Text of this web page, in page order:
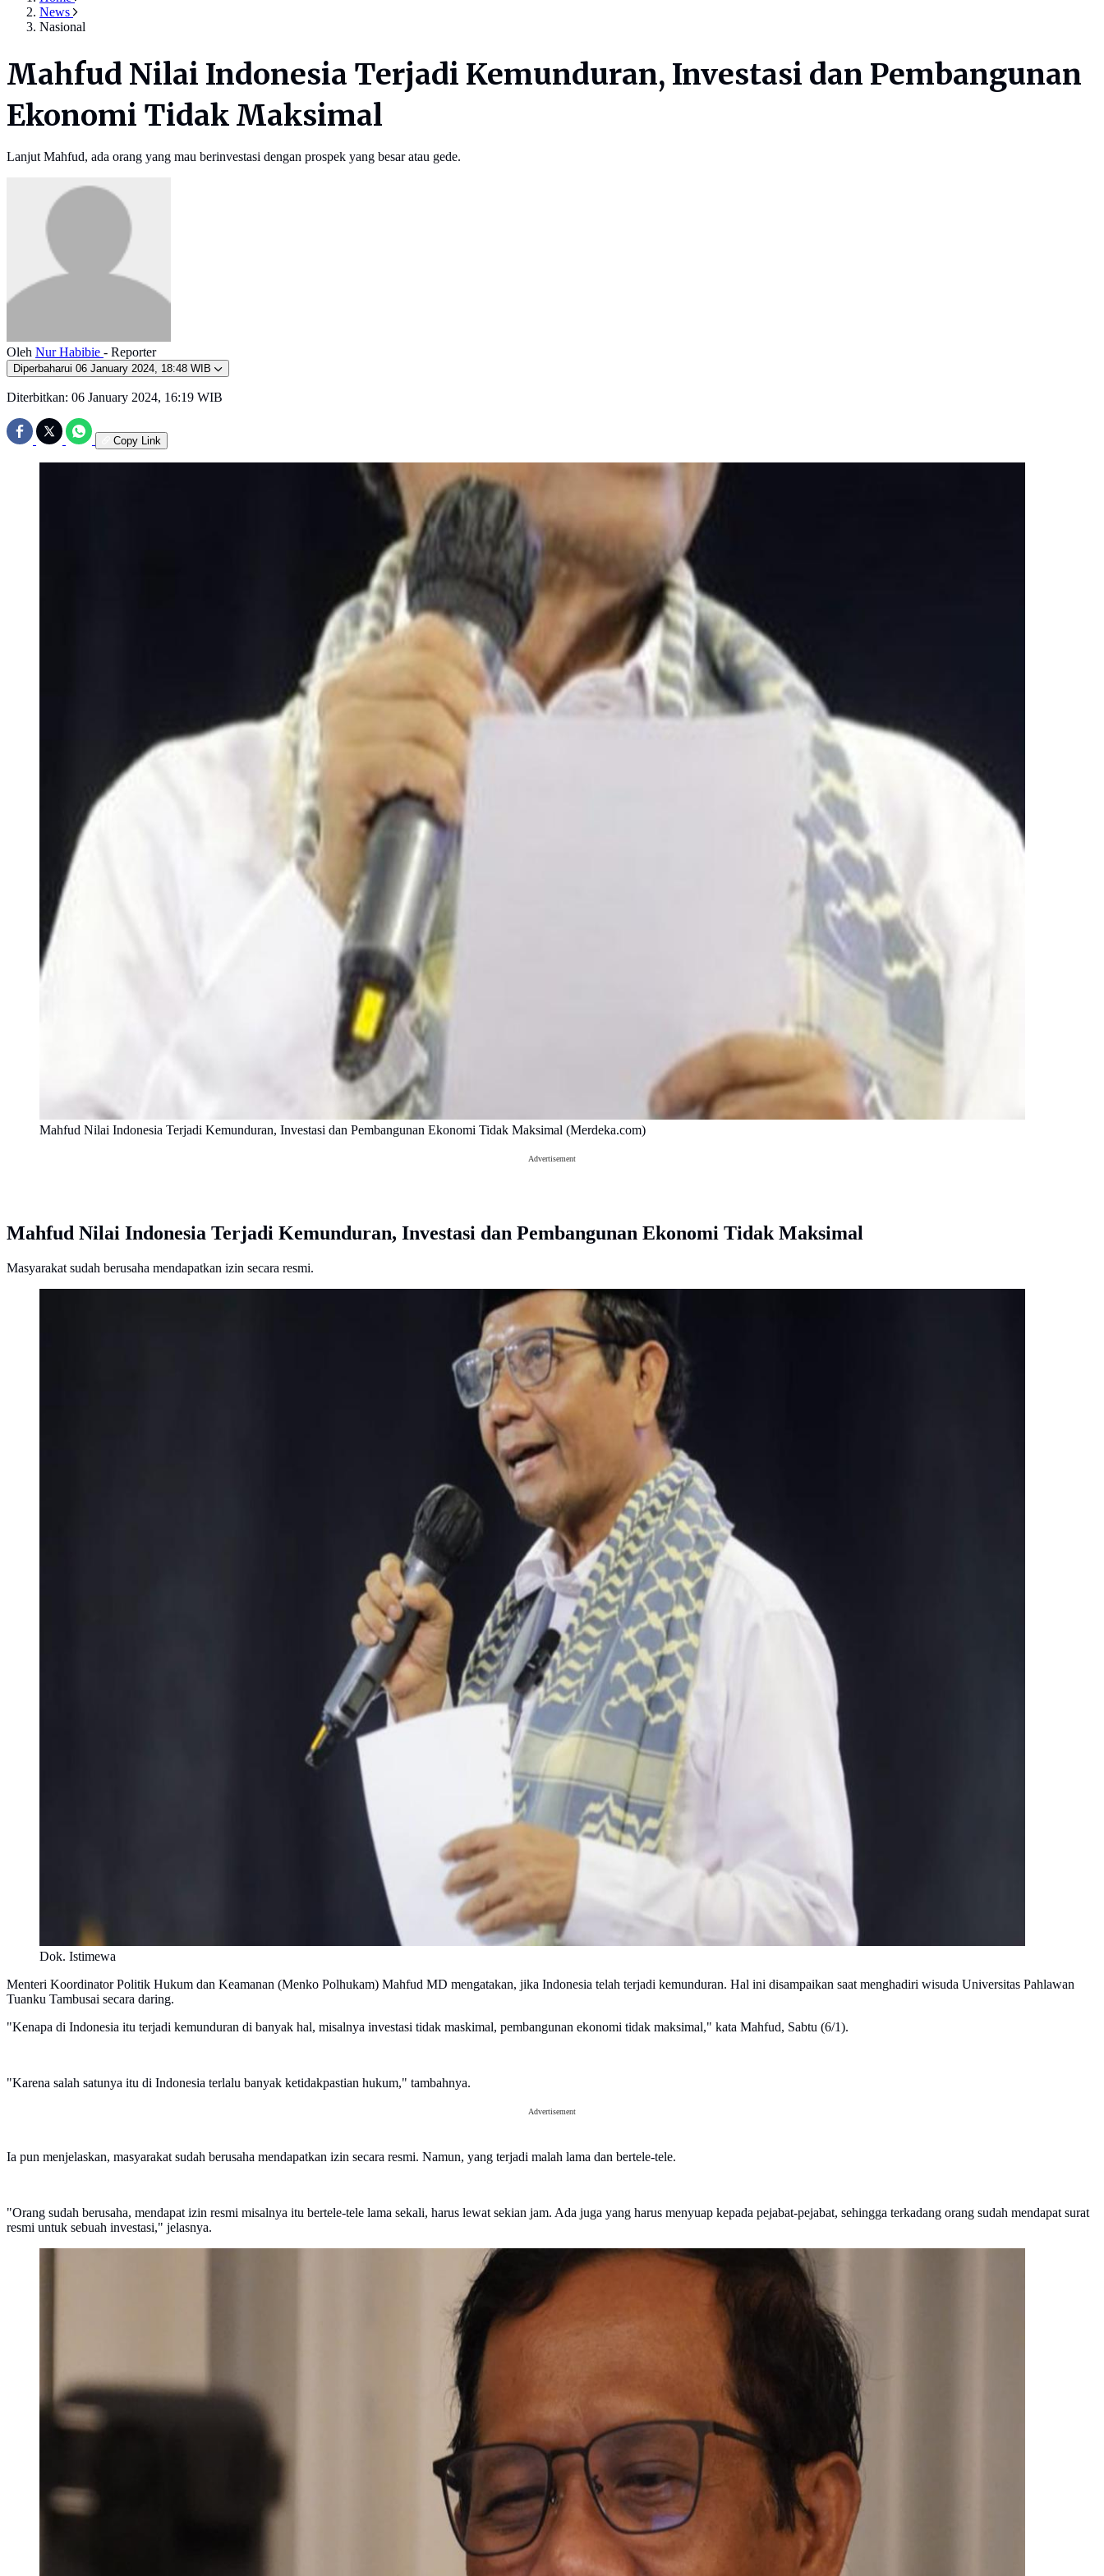
News
Nasional
Mahfud Nilai Indonesia Terjadi Kemunduran, Investasi dan Pembangunan
Ekonomi Tidak Maksimal
Lanjut Mahfud, ada orang yang mau berinvestasi dengan prospek yang besar atau gede.
Oleh Nur Habibie - Reporter
Diperbaharui 06 January 2024, 18:48 WIB
Diterbitkan: 06 January 2024, 16:19 WIB
Copy Link
Mahfud Nilai Indonesia Terjadi Kemunduran, Investasi dan Pembangunan Ekonomi Tidak Maksimal (Merdeka.com)
Advertisement
Mahfud Nilai Indonesia Terjadi Kemunduran, Investasi dan Pembangunan Ekonomi Tidak Maksimal
Masyarakat sudah berusaha mendapatkan izin secara resmi.
Dok. Istimewa
Menteri Koordinator Politik Hukum dan Keamanan (Menko Polhukam) Mahfud MD mengatakan, jika Indonesia telah terjadi kemunduran. Hal ini disampaikan saat menghadiri wisuda Universitas Pahlawan
Tuanku Tambusai secara daring.
"Kenapa di Indonesia itu terjadi kemunduran di banyak hal, misalnya investasi tidak maskimal, pembangunan ekonomi tidak maksimal," kata Mahfud, Sabtu (6/1).
"Karena salah satunya itu di Indonesia terlalu banyak ketidakpastian hukum," tambahnya.
Advertisement
Ia pun menjelaskan, masyarakat sudah berusaha mendapatkan izin secara resmi. Namun, yang terjadi malah lama dan bertele-tele.
"Orang sudah berusaha, mendapat izin resmi misalnya itu bertele-tele lama sekali, harus lewat sekian jam. Ada juga yang harus menyuap kepada pejabat-pejabat, sehingga terkadang orang sudah mendapat surat
resmi untuk sebuah investasi," jelasnya.